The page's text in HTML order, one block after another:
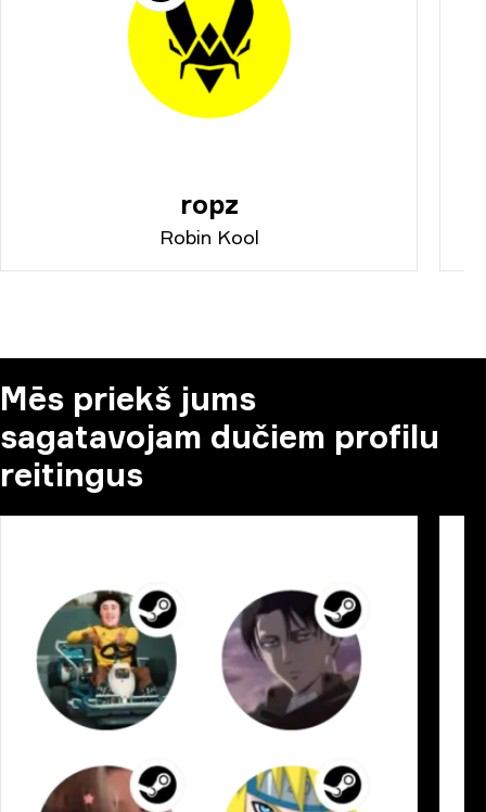
ropz
Robin Kool
Mēs priekš jums
sagatavojam dučiem profilu
reitingus